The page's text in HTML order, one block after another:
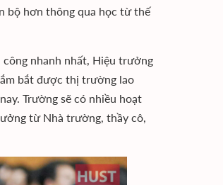
bộ hơn thông qua học từ thế
nhanh nhất, Hiệu trưởng
bắt được thị trường lao
Trường sẽ có nhiều hoạt
từ Nhà trường, thầy cô,